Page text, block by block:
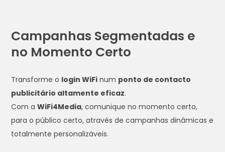
Campanhas Segmentadas e
no Momento Certo
Transforme o login WiFi num ponto de contacto
publicitário altamente eficaz.
Com aWiFi4Media, comunique no momento certo,
para o público certo, através de campanhas dinâmicas e
totalmente personalizáveis.